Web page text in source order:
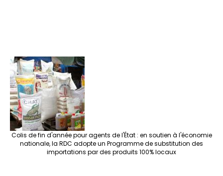
Colis de fin d'année pour agents de l'État : en soutien à l'économie
nationale, la RDC adopte un Programme de substitution des
importations par des produits 100% locaux